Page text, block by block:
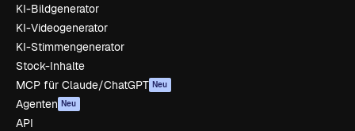
KI-Bildgenerator
KI-Videogenerator
KI-Stimmengenerator
Stock-Inhalte
MCP für Claude/ChatGPT Neu
Agenten Neu
API